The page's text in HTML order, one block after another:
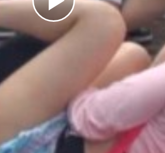
Play
Video